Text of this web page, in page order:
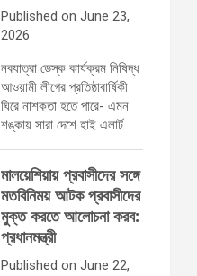
Published on June 23,
2026
নবযাত্রা ডেস্ক কার্যক্রম নিষিদ্ধ
আওয়ামী লীগের প্রতিষ্ঠাবার্ষিকী
ঘিরে নাশকতা হতে পারে- এমন
শঙ্কায় সারা দেশে হাই এলার্ট…
মালয়েশিয়ায় প্রবাসীদের সঙ্গে
মতবিনিময় আটক প্রবাসীদের
মুক্ত করতে আলোচনা করব:
প্রধানমন্ত্রী
Published on June 22,